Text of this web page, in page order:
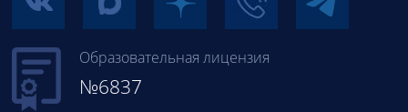
Образовательная лицензия
№6837